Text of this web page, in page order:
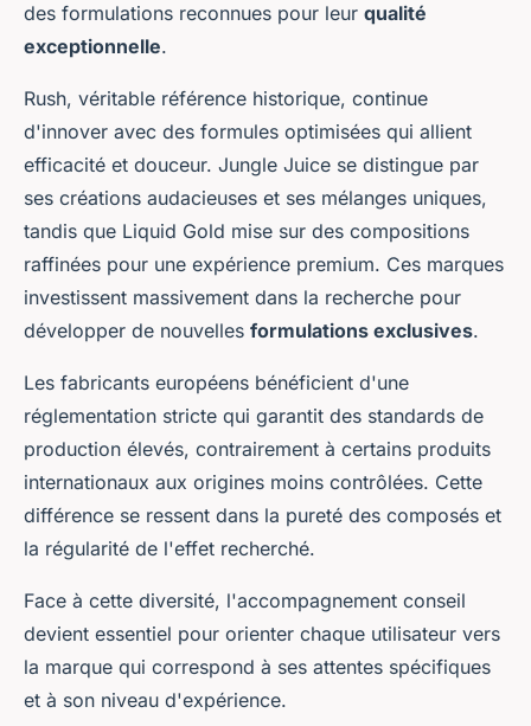
des formulations reconnues pour leur qualité
exceptionnelle.
Rush, véritable référence historique, continue
d'innover avec des formules optimisées qui allient
efficacité et douceur. Jungle Juice se distingue par
ses créations audacieuses et ses mélanges uniques,
tandis que Liquid Gold mise sur des compositions
raffinées pour une expérience premium. Ces marques
investissent massivement dans la recherche pour
développer de nouvelles formulations exclusives.
Les fabricants européens bénéficient d'une
réglementation stricte qui garantit des standards de
production élevés, contrairement à certains produits
internationaux aux origines moins contrôlées. Cette
différence se ressent dans la pureté des composés et
la régularité de l'effet recherché.
Face à cette diversité, l'accompagnement conseil
devient essentiel pour orienter chaque utilisateur vers
la marque qui correspond à ses attentes spécifiques
et à son niveau d'expérience.